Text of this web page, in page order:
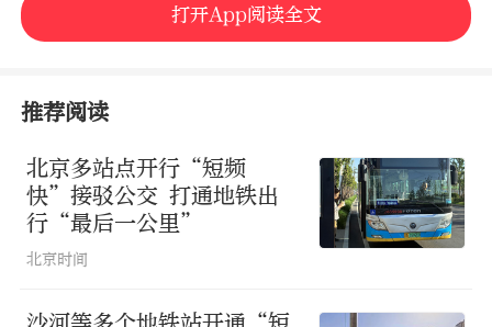
打开App阅读全文
推荐阅读
北京多站点开行“短频
快”接驳公交 打通地铁出
行“最后一公里”
北京时间